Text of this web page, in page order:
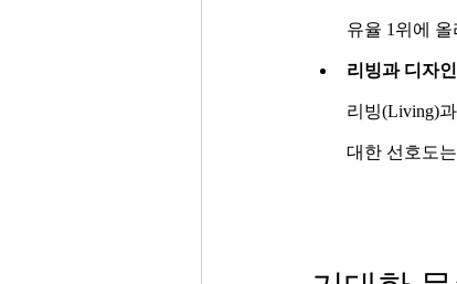
유율 1위에
리빙과 디자
리빙(Living)
대한 선호도